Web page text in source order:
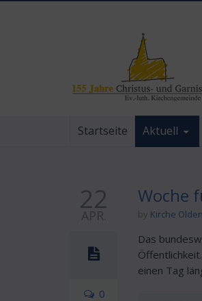
Startseite Aktuell
22
APR.
0
Woche
by Kirche
Das
einen Tag